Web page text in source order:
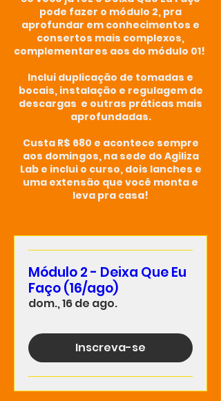
pode fazer o módulo 2, pra
aprofundar em conhecimentos e
consertos mais complexos,
complementares aos do módulo 01!
Inclui duplicação de tomadas e
bocais, instalação e regulagem de
descargas e outras práticas mais
aprofundadas.
Custa R$ 680 e acontece sempre
aos domingos, na sede do Agiliza
Lab e inclui o curso, dois lanches e
uma extensão que você monta e
leva pra casa!
Módulo 2 - Deixa Que Eu
Faço (16/ago)
dom., 16 de ago.
Inscreva-se